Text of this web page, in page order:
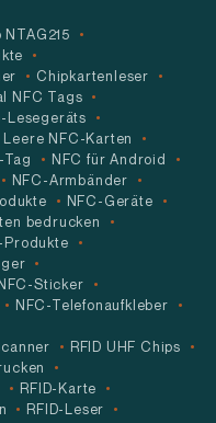
Chipkartenleser
NFC Tags
Lesegeräts
Leere NFC-Karten
Tag
NFC für Android
NFC-Armbänder
NFC-Geräte
bedrucken
Produkte
NFC-Sticker
NFC-Telefonaufkleber
RFID UHF Chips
RFID-Karte
RFID-Leser